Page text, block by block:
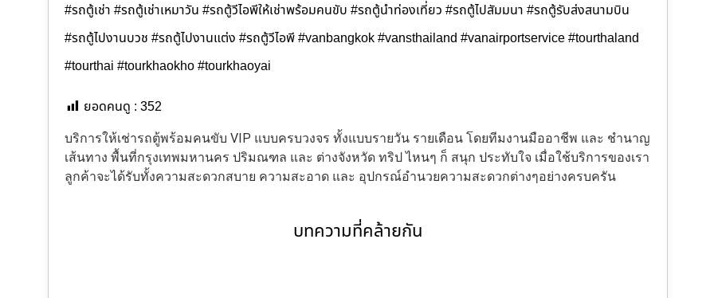
#รถตู้เช่า #รถตู้เช่าเหมาวัน #รถตู้วีไอพีให้เช่าพร้อมคนขับ #รถตู้นำท่องเที่ยว #รถตู้ไปสัมมนา #รถตู้รับส่งสนามบิน
#รถตู้ไปงานบวช #รถตู้ไปงานแต่ง #รถตู้วีไอพี #vanbangkok #vansthailand #vanairportservice #tourthaland
#tourthai #tourkhaokho #tourkhaoyai
ยอดคนดู : 352
บริการให้เช่ารถตู้พร้อมคนขับ VIP แบบครบวงจร ทั้งแบบรายวัน รายเดือน โดยทีมงานมืออาชีพ และ ชำนาญ
เส้นทาง พื้นที่กรุงเทพมหานคร ปริมณฑล และ ต่างจังหวัด ทริป ไหนๆ ก็ สนุก ประทับใจ เมื่อใช้บริการของเรา
ลูกค้าจะได้รับทั้งความสะดวกสบาย ความสะอาด และ อุปกรณ์อำนวยความสะดวกต่างๆอย่างครบครัน
บทความที่คล้ายกัน